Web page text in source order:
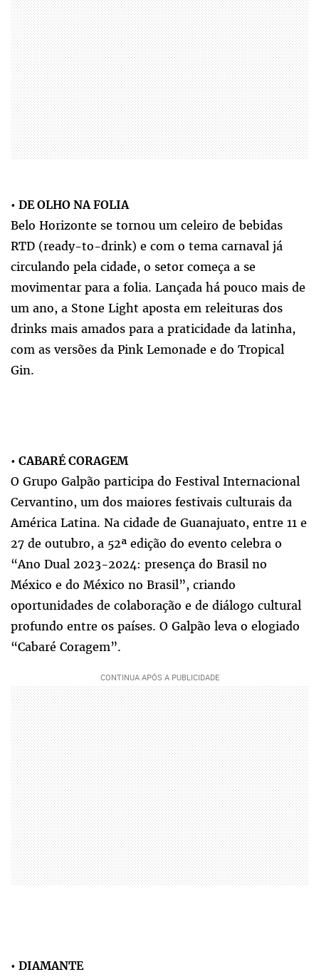
• DE OLHO NA FOLIA
Belo Horizonte se tornou um celeiro de bebidas
RTD (ready-to-drink) e com o tema carnaval já
circulando pela cidade, o setor começa a se
movimentar para a folia. Lançada há pouco mais de
um ano, a Stone Light aposta em releituras dos
drinks mais amados para a praticidade da latinha,
com as versões da Pink Lemonade e do Tropical
Gin.
• CABARÉ CORAGEM
O Grupo Galpão participa do Festival Internacional
Cervantino, um dos maiores festivais culturais da
América Latina. Na cidade de Guanajuato, entre 11 e
27 de outubro, a 52ª edição do evento celebra o
“Ano Dual 2023-2024: presença do Brasil no
México e do México no Brasil”, criando
oportunidades de colaboração e de diálogo cultural
profundo entre os países. O Galpão leva o elogiado
“Cabaré Coragem”.
• DIAMANTE